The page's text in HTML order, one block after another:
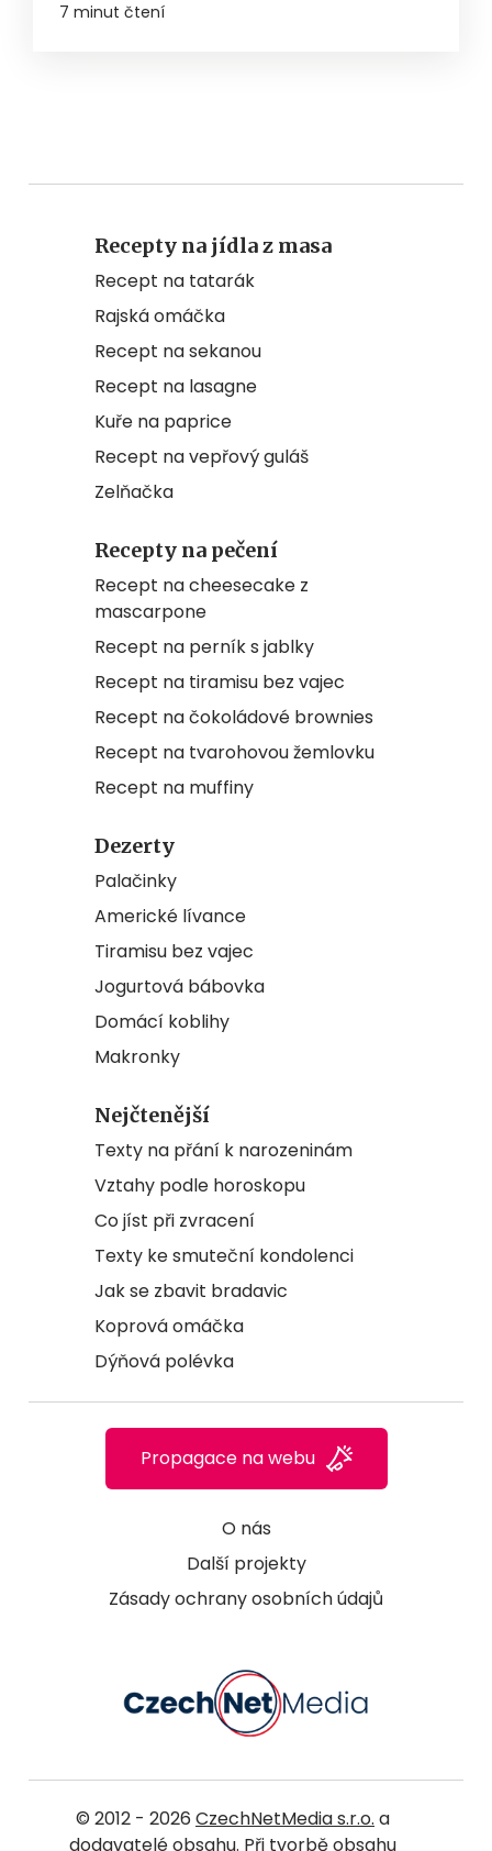
7 minut čtení
Recepty na jídla z masa
Recept na tatarák
Rajská omáčka
Recept na sekanou
Recept na lasagne
Kuře na paprice
Recept na vepřový guláš
Zelňačka
Recepty na pečení
Recept na cheesecake z
mascarpone
Recept na perník s jablky
Recept na tiramisu bez vajec
Recept na čokoládové brownies
Recept na tvarohovou žemlovku
Recept na muffiny
Dezerty
Palačinky
Americké lívance
Tiramisu bez vajec
Jogurtová bábovka
Domácí koblihy
Makronky
Nejčtenější
Texty na přání k narozeninám
Vztahy podle horoskopu
Co jíst při zvracení
Texty ke smuteční kondolenci
Jak se zbavit bradavic
Koprová omáčka
Dýňová polévka
O nás
Další projekty
Zásady ochrany osobních údajů
Propagace na webu
© 2012 - 2026 CzechNetMedia s.r.o. a
dodavatelé obsahu. Při tvorbě obsahu